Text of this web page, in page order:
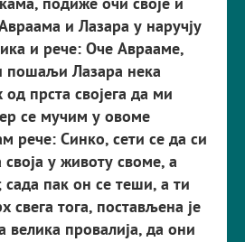
и Лазара у наручју
и рече: Оче Аврааме,
пошаљи Лазара нека
прста својега да ми
се мучим у овоме
рече: Синко, сети се да си
у животу своме, а
сада пак он се теши, а ти
свега тога, постављена је
провалија, да они